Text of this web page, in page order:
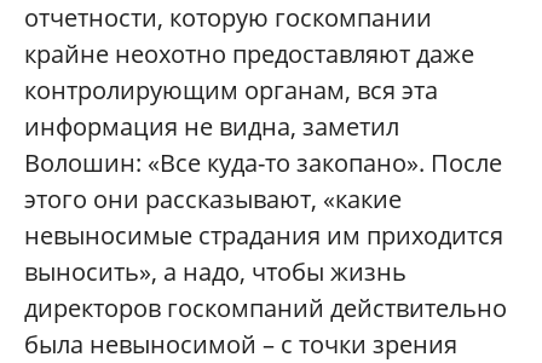
отчетности, которую госкомпании
крайне неохотно предоставляютдаже
контролирующим органам, вся эта
информация не видна, заметил
Волошин: «Все куда-то закопано». После
этого они рассказывают, «какие
невыносимые страдания им приходится
выносить», а надо, чтобы жизнь
директоров госкомпаний действительно
была невыносимой – с точки зрения